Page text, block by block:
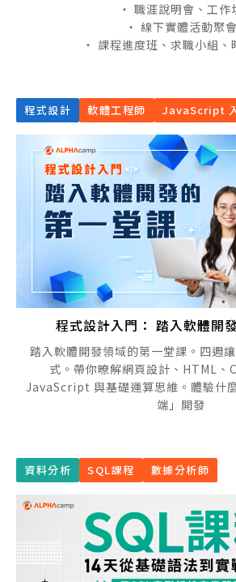
・ 職涯說明會、工作
・ 線下實體活動聚會
・ 課程進度班、求職小組、
程式設計 軟體工程師 JavaScript
程式設計入門： 踏入軟體開
踏入軟體開發領域的第一堂課。四週
式。帶你暸解網頁設計、HTML、
JavaScript 與基礎運算思維。體驗什
端」開發
資料分析 SQL課程 數據分析師